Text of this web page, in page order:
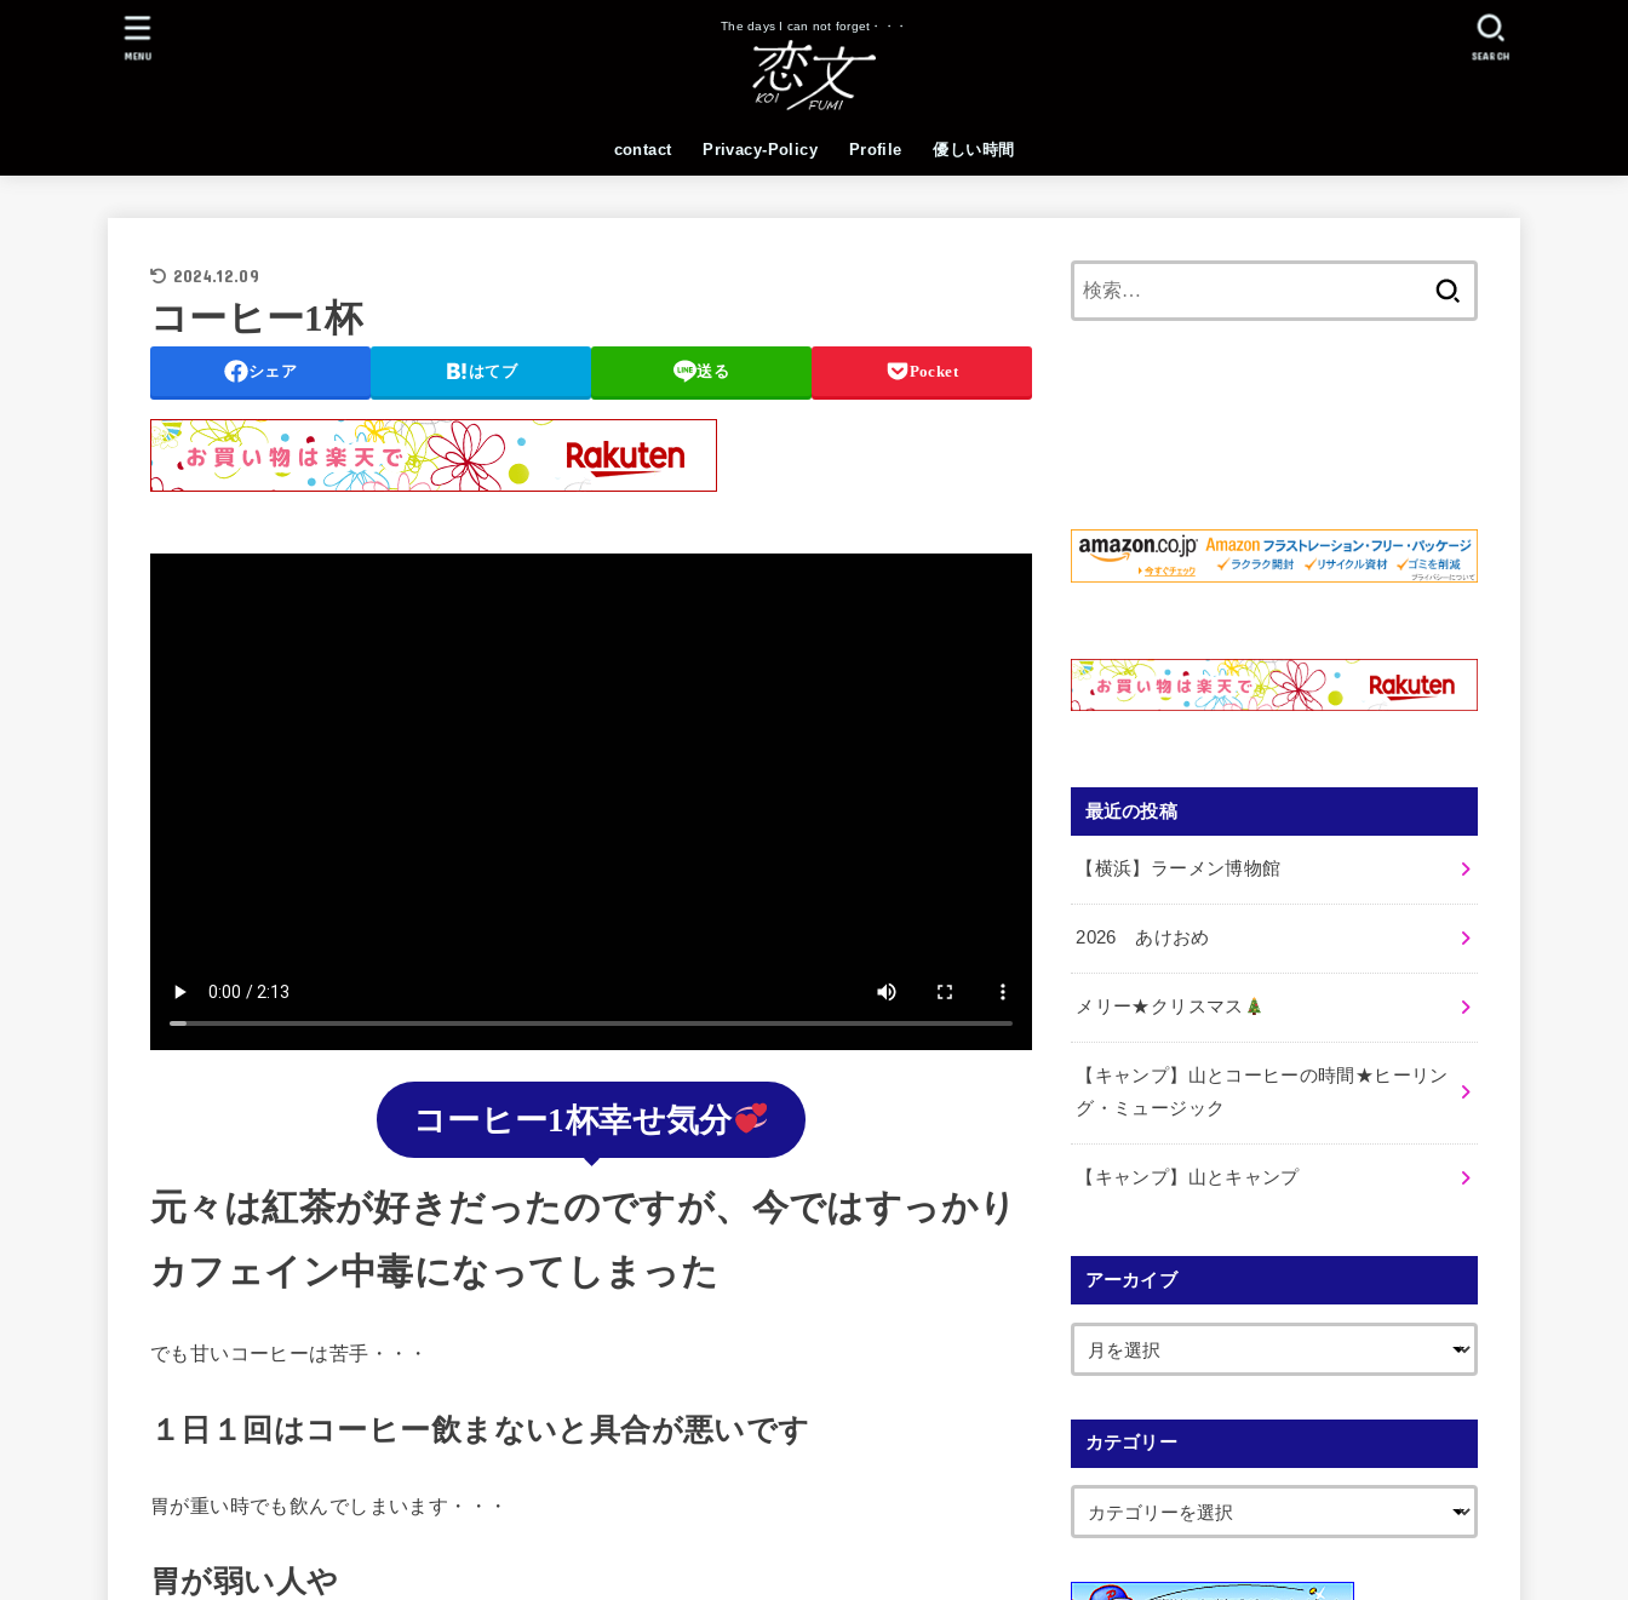
The days I can not forget・・・
contact Privacy-Policy Profile 優しい時間
SEARCH
MENU
2024.12.09
コーヒー1杯
シェア はてブ 送る Pocket
コーヒー1杯幸せ気分
元々は紅茶が好きだったのですが、今ではすっかり
カフェイン中毒になってしまった
でも甘いコーヒーは苦手・・・
１日１回はコーヒー飲まないと具合が悪いです
胃が重い時でも飲んでしまいます・・・
胃が弱い人や
最近の投稿
【横浜】ラーメン博物館
2026 あけおめ
メリー★クリスマス
【キャンプ】山とコーヒーの時間★ヒーリン
グ・ミュージック
【キャンプ】山とキャンプ
アーカイブ
カテゴリー